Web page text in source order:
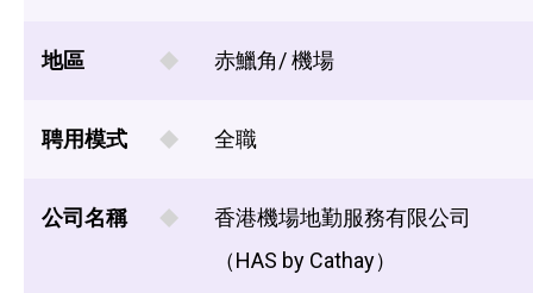
地區 赤鱲角/ 機場
聘用模式 全職
公司名稱
香港機場地勤服務有限公司
（HAS by Cathay）